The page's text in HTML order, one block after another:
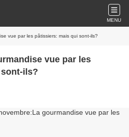
MENU
vue par les pâtissiers: mais qui sont-ils?
vue par les
ils?